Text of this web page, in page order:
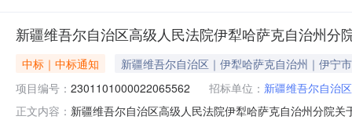
新疆维吾尔自治区高级人民法院伊犁哈萨克自治州
中标｜中标通知
新疆维吾尔自治区｜伊犁哈萨克自治州｜伊宁市
项目编号： 2301101000022065562 招标单位： 新疆维吾尔自治
正文内容： 新疆维吾尔自治区高级人民法院伊犁哈萨克自治州分院